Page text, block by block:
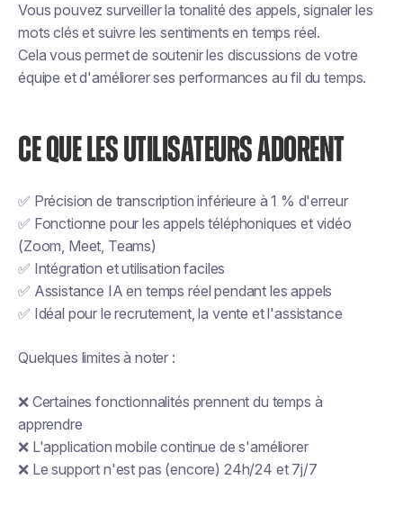
Vous pouvez surveiller la tonalité des appels, signaler les
mots clés et suivre les sentiments en temps réel.
Cela vous permet de soutenir les discussions de votre
équipe et d'améliorer ses performances au fil du temps.
CE QUE LES UTILISATEURS ADORENT
✅ Précision de transcription inférieure à 1 % d'erreur
✅ Fonctionne pour les appels téléphoniques et vidéo
(Zoom, Meet, Teams)
✅ Intégration et utilisation faciles
✅ Assistance IA en temps réel pendant les appels
✅ Idéal pour le recrutement, la vente et l'assistance
Quelques limites à noter :
❌ Certaines fonctionnalités prennent du temps à
apprendre
❌ L'application mobile continue de s'améliorer
❌ Le support n'est pas (encore) 24h/24 et 7j/7